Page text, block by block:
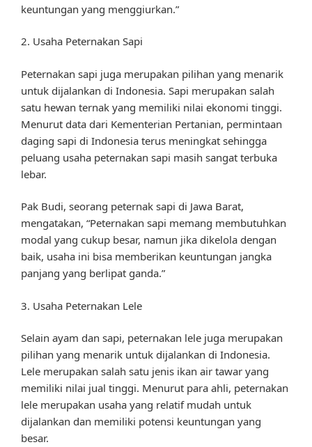
keuntungan yang menggiurkan.”
2. Usaha Peternakan Sapi
Peternakan sapi juga merupakan pilihan yang menarik
untuk dijalankan di Indonesia. Sapi merupakan salah
satu hewan ternak yang memiliki nilai ekonomi tinggi.
Menurut data dari Kementerian Pertanian, permintaan
daging sapi di Indonesia terus meningkat sehingga
peluang usaha peternakan sapi masih sangat terbuka
lebar.
Pak Budi, seorang peternak sapi di Jawa Barat,
mengatakan, “Peternakan sapi memang membutuhkan
modal yang cukup besar, namun jika dikelola dengan
baik, usaha ini bisa memberikan keuntungan jangka
panjang yang berlipat ganda.”
3. Usaha Peternakan Lele
Selain ayam dan sapi, peternakan lele juga merupakan
pilihan yang menarik untuk dijalankan di Indonesia.
Lele merupakan salah satu jenis ikan air tawar yang
memiliki nilai jual tinggi. Menurut para ahli, peternakan
lele merupakan usaha yang relatif mudah untuk
dijalankan dan memiliki potensi keuntungan yang
besar.